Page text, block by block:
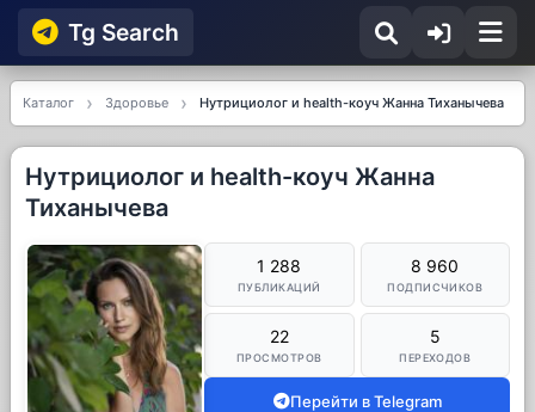
Tg Searсh
Каталог Здоровье Нутрициолог и health-коуч Жанна Тиханычева
Нутрициолог и health-коуч Жанна
Тиханычева
1 288
ПУБЛИКАЦИЙ
8 960
ПОДПИСЧИКОВ
22
ПРОСМОТРОВ
5
ПЕРЕХОДОВ
Перейти в Telegram